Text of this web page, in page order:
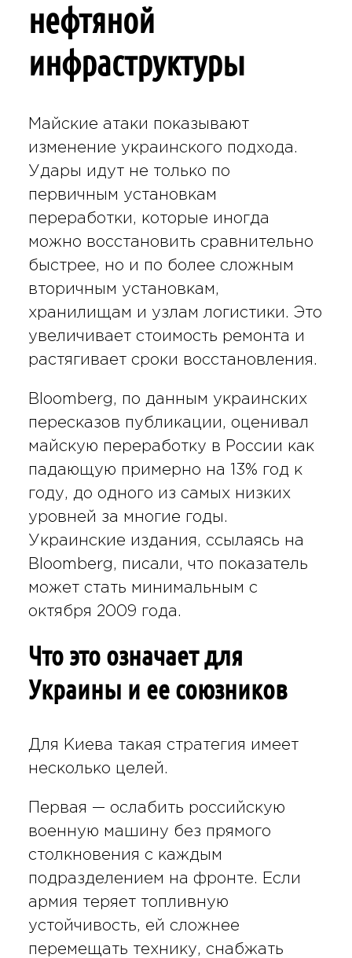
нефтяной
инфраструктуры
Майские атаки показывают
изменение украинского подхода.
Удары идут не только по
первичным установкам
переработки, которые иногда
можно восстановить сравнительно
быстрее, но и по более сложным
вторичным установкам,
хранилищам и узлам логистики. Это
увеличивает стоимость ремонта и
растягивает сроки восстановления.
Bloomberg, по данным украинских
пересказов публикации, оценивал
майскую переработку в России как
падающую примерно на 13% год к
году, до одного из самых низких
уровней за многие годы.
Украинские издания, ссылаясь на
Bloomberg, писали, что показатель
может стать минимальным с
октября 2009 года.
Что это означает для
Украины и ее союзников
Для Киева такая стратегия имеет
несколько целей.
Первая — ослабить российскую
военную машину без прямого
столкновения с каждым
подразделением на фронте. Если
армия теряет топливную
устойчивость, ей сложнее
перемещать технику, снабжать